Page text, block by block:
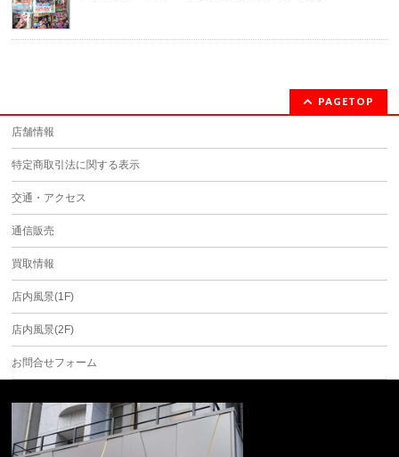
PAGETOP
店舗情報
特定商取引法に関する表示
交通・アクセス
通信販売
買取情報
店内風景(1F)
店内風景(2F)
お問合せフォーム